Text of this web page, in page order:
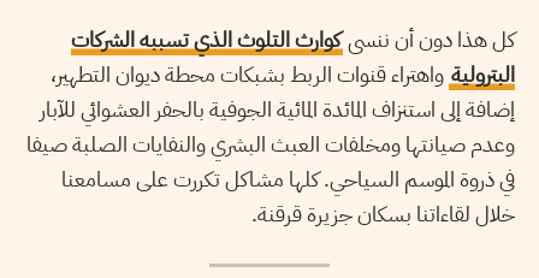
كل هذا دون أن ننسىكوارث التلوث الذي تسببه الشركات
البترولية واهتراء قنوات الربط بشبكات محطة ديوان التطهير،
إضافة إلى استنزاف المائدة المائية الجوفية بالحفر العشوائي للآبار
وعدم صيانتها ومخلفات العبث البشري والنفايات الصلبة صيفا
في ذروة الموسم السياحي. كلها مشاكل تكررت على مسامعنا
خلال لقاءاتنا بسكان جزيرة قرقنة.